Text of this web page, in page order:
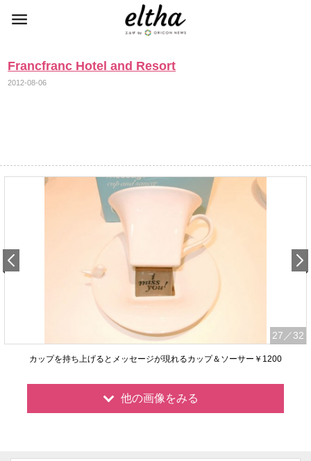
Francfranc Hotel and Resort
2012-08-06
27 ／32
カップを持ち上げるとメッセージが現れるカップ＆ソーサー￥1200
他の画像をみる